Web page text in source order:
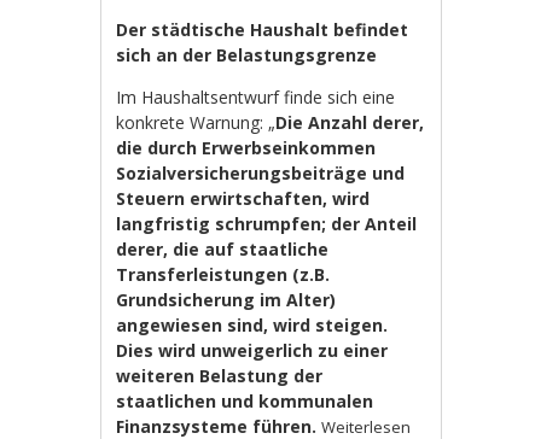
Der städtische Haushalt befindet
sich an der Belastungsgrenze
Im Haushaltsentwurf finde sich eine
konkrete Warnung: „Die Anzahl derer,
die durch Erwerbseinkommen
Sozialversicherungsbeiträge und
Steuern erwirtschaften, wird
langfristig schrumpfen; der Anteil
derer, die auf staatliche
Transferleistungen (z.B.
Grundsicherung im Alter)
angewiesen sind, wird steigen.
Dies wird unweigerlich zu einer
weiteren Belastung der
staatlichen und kommunalen
Finanzsysteme führen. Weiterlesen